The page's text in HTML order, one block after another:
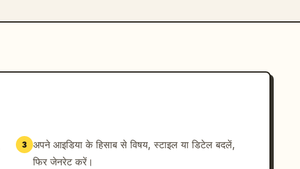
3 अपने आइडिया के हिसाब से विषय, स्टाइल या डिटेल बदलें,
फिर जेनरेट करें।